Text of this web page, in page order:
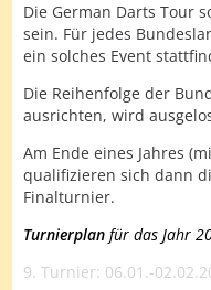
Die German Darts Tour
sein. Für jedes
ein solches Event
Die Reihenfolge der
ausrichten, wird
Am Ende eines Jahres
qualifizieren sich dann
Finalturnier.
Turnierplan für das Jahr
9. Turnier: 06.01.-